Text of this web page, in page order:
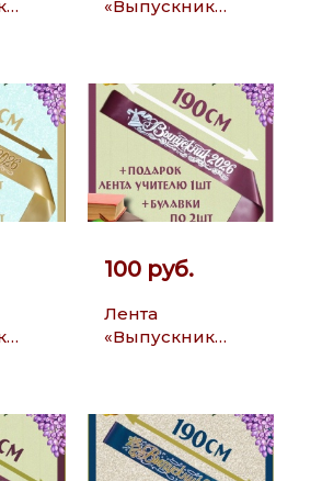
«Выпускник
100 руб.
Лента
«Выпускник